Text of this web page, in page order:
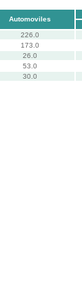
Automoviles
226.0
173.0
26.0
53.0
30.0